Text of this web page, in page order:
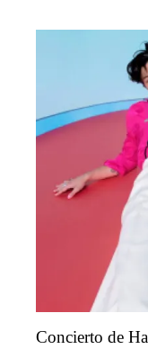
Concierto de